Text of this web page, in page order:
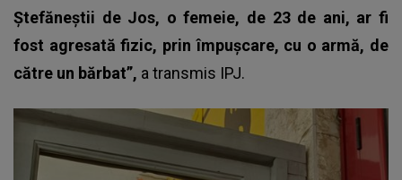
Ștefăneștii de Jos, o femeie, de 23 de ani, ar fi
fost agresată fizic, prin împușcare, cu o armă, de
către un bărbat”, a transmis IPJ.